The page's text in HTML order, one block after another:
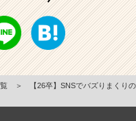
＞
【26卒】SNSでバズりまくりの